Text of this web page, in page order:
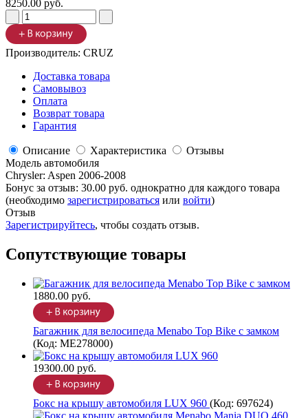
8250.00 руб.
Производитель: CRUZ
Доставка товара
Самовывоз
Оплата
Возврат товара
Гарантия
Описание Характеристика
Отзывы
Модель автомобиля
Chrysler: Aspen 2006-2008
Бонус за отзыв: 30.00 руб. однократно для каждого товара
(необходимо зарегистрироваться или войти)
Отзыв
Зарегистрируйтесь, чтобы создать отзыв.
Сопутствующие товары
1880.00 руб.
Багажник для велосипеда Menabo Top Bike с замком
(Код: ME278000)
19300.00 руб.
Бокс на крышу автомобиля LUX 960 (Код: 697624)